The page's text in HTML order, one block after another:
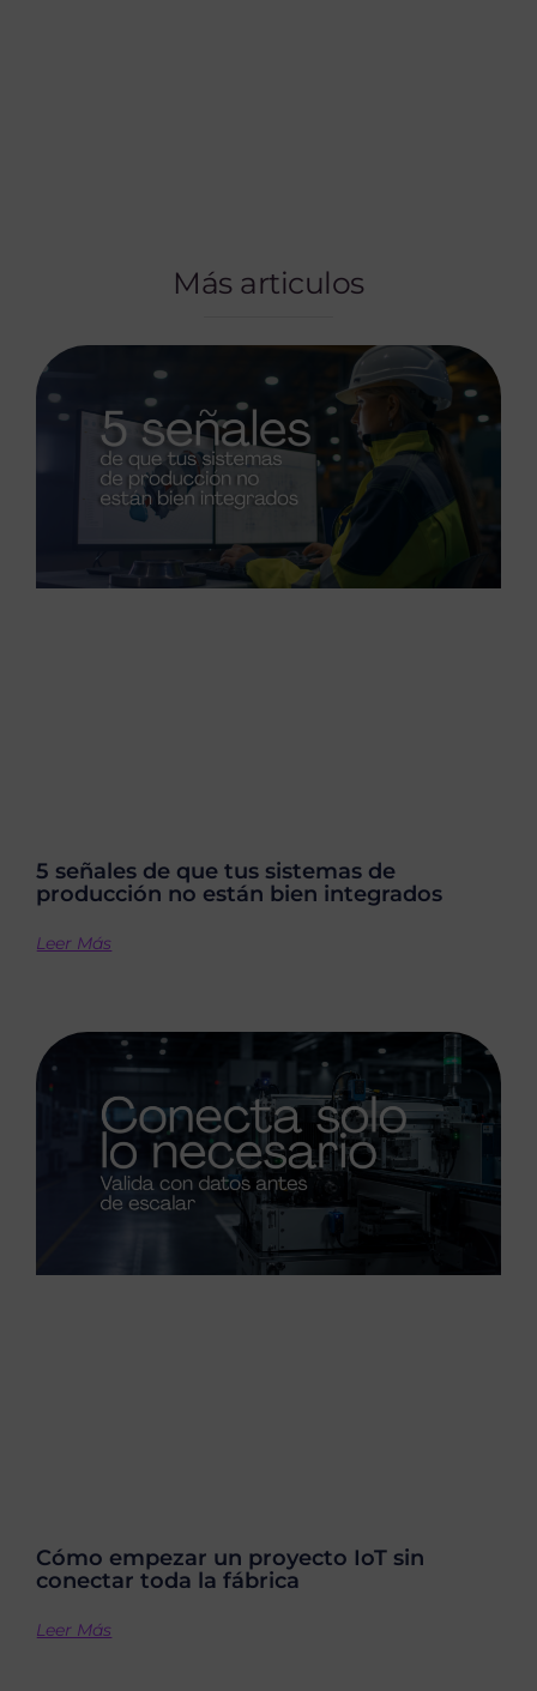
Más articulos
5 señales de que tus sistemas de
producción no están bien integrados
Leer Más
Cómo empezar un proyecto IoT sin
conectar toda la fábrica
Leer Más